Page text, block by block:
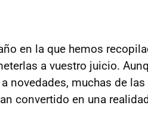
en la que hemos
a vuestro juicio.
novedades, muchas de
convertido en una